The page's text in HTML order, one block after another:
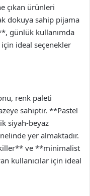
çıkan ürünleri
dokuya sahip pijama
günlük kullanımda
ideal seçenekler
renk paleti
sahiptir. **Pastel
siyah-beyaz
yer almaktadır.
ve **minimalist
kullanıcılar için ideal